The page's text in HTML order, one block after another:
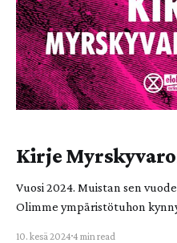
Kirje
Vuosi 2024. Muistan sen
Olimme ympäristötuhon
10. kesä 2024 4 min read